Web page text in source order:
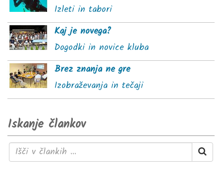
Izleti in tabori
Kaj je novega?
Dogodki in novice kluba
Brez znanja ne gre
Izobraževanja in tečaji
Iskanje člankov